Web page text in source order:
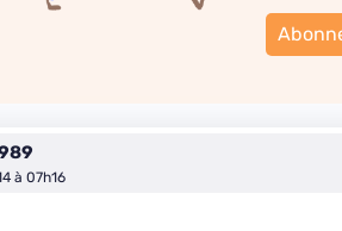
à 07h16